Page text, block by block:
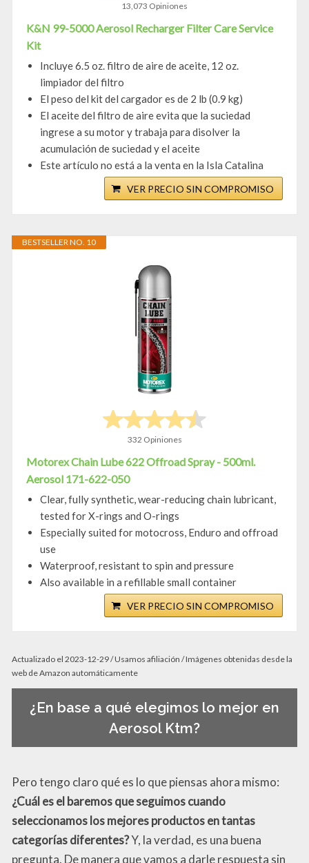
13,073 Opiniones
K&N 99-5000 Aerosol Recharger Filter Care Service
Kit
Incluye 6.5 oz. filtro de aire de aceite, 12 oz.
limpiador del filtro
El peso del kit del cargador es de 2 lb (0.9 kg)
El aceite del filtro de aire evita que la suciedad
ingrese a su motor y trabaja para disolver la
acumulación de suciedad y el aceite
Este artículo no está a la venta en la Isla Catalina
VER PRECIO SIN COMPROMISO
BESTSELLER NO. 10
332 Opiniones
Motorex Chain Lube 622 Offroad Spray - 500ml.
Aerosol 171-622-050
Clear, fully synthetic, wear-reducing chain lubricant,
tested for X-rings and O-rings
Especially suited for motocross, Enduro and offroad
use
Waterproof, resistant to spin and pressure
Also available in a refillable small container
VER PRECIO SIN COMPROMISO
Actualizado el 2023-12-29 / Usamos afiliación / Imágenes obtenidas desde la
web de Amazon automáticamente
¿En base a qué elegimos lo mejor en
Aerosol Ktm?
Pero tengo claro qué es lo que piensas ahora mismo:
¿Cuál es el baremos que seguimos cuando
seleccionamos los mejores productos en tantas
categorías diferentes?Y, la verdad, es una buena
pregunta. De manera que vamos a darle respuesta sin